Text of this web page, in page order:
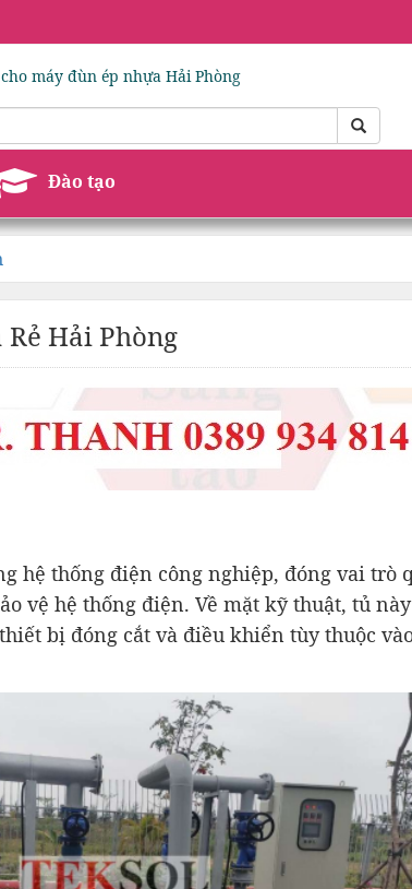
máy đùn ép nhựa Hải Phòng
Đào tạo
Hải Phòng
hệ thống điện công nghiệp, đóng vai trò
vệ hệ thống điện. Về mặt kỹ thuật, tủ
bị đóng cắt và điều khiển tùy thuộc